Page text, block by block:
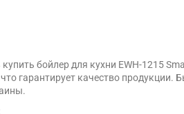
бойлер для кухни EWH-1215
гарантирует качество продукции.